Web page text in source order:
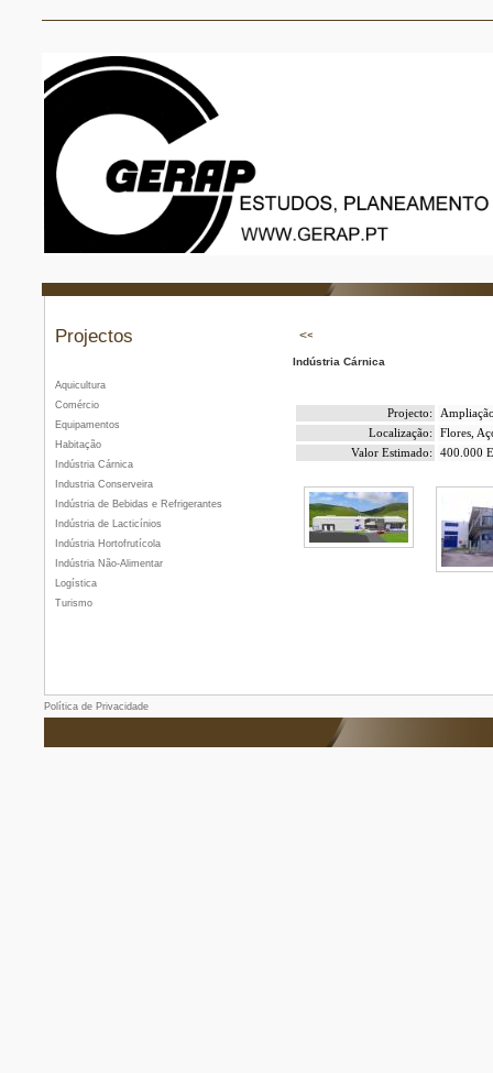
Projectos
Aquicultura
Comércio
Equipamentos
Habitação
Indústria Cárnica
Industria Conserveira
Indústria de Bebidas e Refrigerantes
Indústria de Lacticínios
Indústria Hortofrutícola
Indústria Não-Alimentar
Logística
Turismo
Indústria Cárnica
Projecto:
Localização:
Flores,
Valor Estimado:
400.000
Política de Privacidade